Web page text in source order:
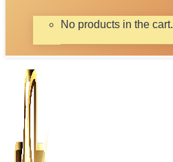
No products in the cart.